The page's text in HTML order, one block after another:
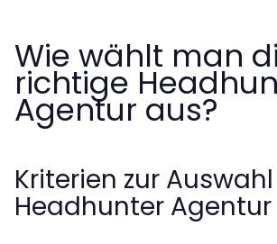
Wie wählt man
richtige
Agentur aus?
Kriterien zur
Headhunter Agentur